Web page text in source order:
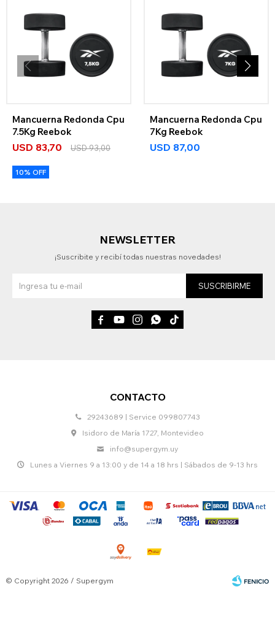
Mancuerna Redonda Cpu
7.5Kg Reebok
USD 83,70 USD93,00
10% OFF
Mancuerna Redonda Cpu
7Kg Reebok
USD 87,00
CONTACTO
29243689 | Service 099807743
Isidoro de María 1727, Montevideo
info@supergym.uy
Lunes a Viernes 9 a 13:00 y de 14 a 18 hrs | Sábados de 9-13 hrs
NEWSLETTER
¡Suscribite y recibí todas nuestras novedades!
SUSCRIBIRME
    
© Copyright 2026 / Supergym